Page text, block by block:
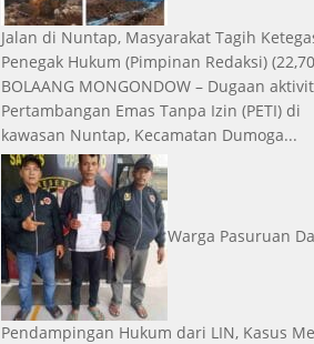
Jalan di Nuntap, Masyarakat Tagih
Penegak Hukum (Pimpinan Redaksi)
BOLAANG MONGONDOW – Dugaan
Pertambangan Emas Tanpa Izin (PETI) di
kawasan Nuntap, Kecamatan Dumoga...
Warga Pasuruan
Pendampingan Hukum dari LIN, Kasus